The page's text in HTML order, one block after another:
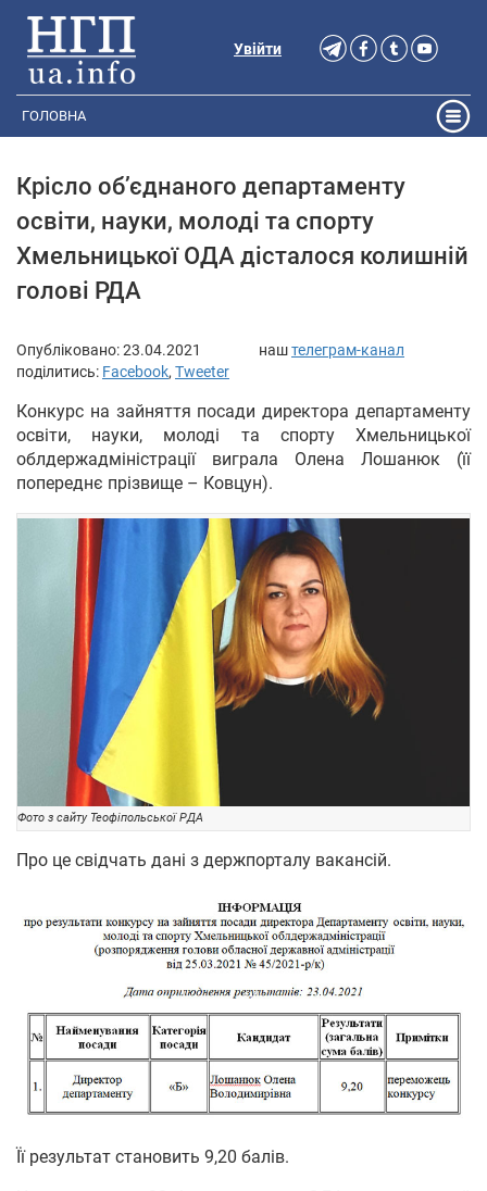
Увійти
ГОЛОВНА
Крісло об’єднаного департаменту
освіти, науки, молоді та спорту
Хмельницької ОДА дісталося колишній
голові РДА
Опубліковано:23.04.2021 наштелеграм-канал
поділитись: Facebook, Tweeter
Конкурс на зайняття посади директора департаменту
освіти, науки, молоді та спорту Хмельницької
облдержадміністрації виграла Олена Лошанюк (її
попереднє прізвище – Ковцун).
Фото з сайту Теофіпольської РДА
Про це свідчать дані з держпорталу вакансій.
Її результат становить 9,20 балів.